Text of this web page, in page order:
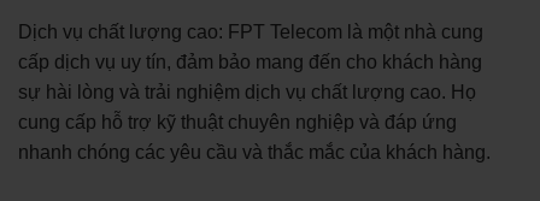
Dịch vụ chất lượng cao: FPT Telecom là một nhà cung
cấp dịch vụ uy tín, đảm bảo mang đến cho khách hàng
sự hài lòng và trải nghiệm dịch vụ chất lượng cao. Họ
cung cấp hỗ trợ kỹ thuật chuyên nghiệp và đáp ứng
nhanh chóng các yêu cầu và thắc mắc của khách hàng.